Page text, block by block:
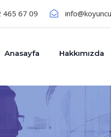
465 67 09
Anasayfa Hakkımızda